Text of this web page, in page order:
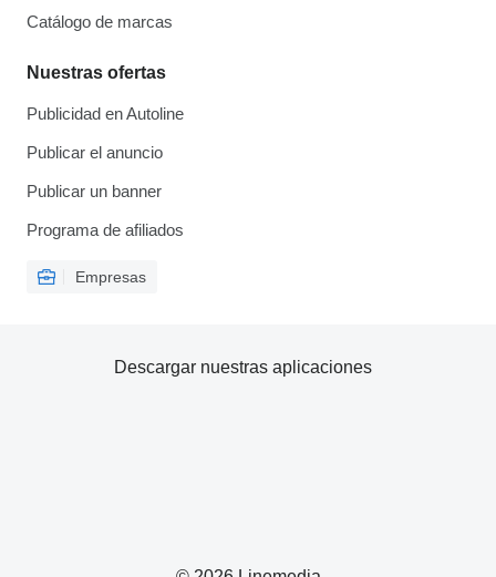
Catálogo de marcas
Nuestras ofertas
Publicidad en Autoline
Publicar el anuncio
Publicar un banner
Programa de afiliados
Empresas
Descargar nuestras aplicaciones